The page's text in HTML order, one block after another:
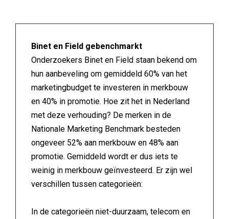
Binet en Field gebenchmarkt
Onderzoekers Binet en Field staan bekend om
hun aanbeveling om gemiddeld 60% van het
marketingbudget te investeren in merkbouw
en 40% in promotie. Hoe zit het in Nederland
met deze verhouding? De merken in de
Nationale Marketing Benchmark besteden
ongeveer 52% aan merkbouw en 48% aan
promotie. Gemiddeld wordt er dus iets te
weinig in merkbouw geïnvesteerd. Er zijn wel
verschillen tussen categorieën:
In de categorieën niet-duurzaam, telecom en